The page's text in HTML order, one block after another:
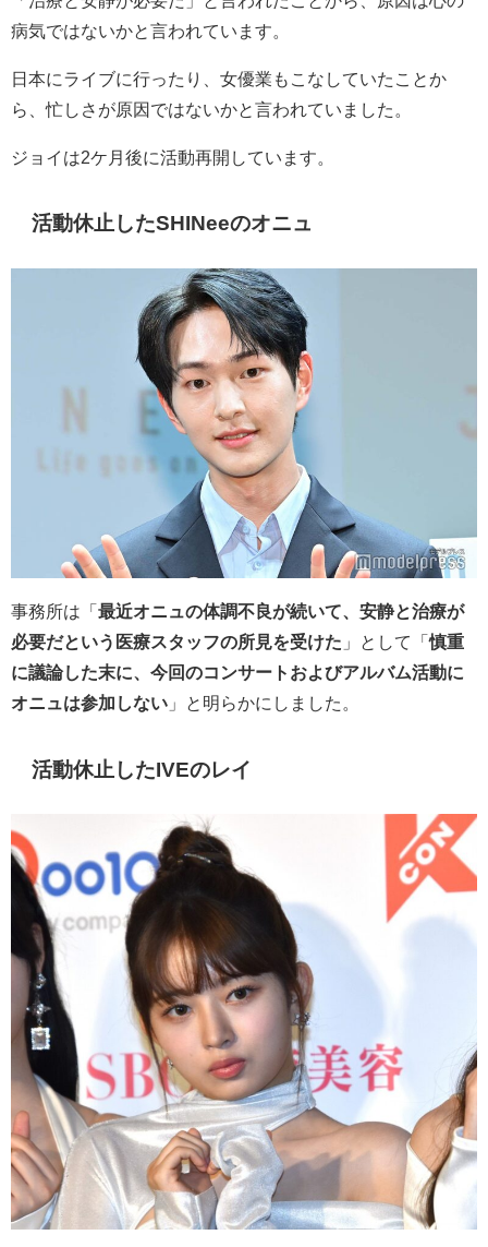
病気ではないかと言われています。
日本にライブに行ったり、女優業もこなしていたことか
ら、忙しさが原因ではないかと言われていました。
ジョイは2ケ月後に活動再開しています。
活動休止したSHINeeのオニュ
事務所は 「 最近オニュの体調不良が続いて、安静と治療が
必要だという医療スタッフの所見を受けた 」として「慎重
に議論した末に、今回のコンサートおよびアルバム活動に
オニュは参加しない 」と明らかにしました。
活動休止したIVEのレイ